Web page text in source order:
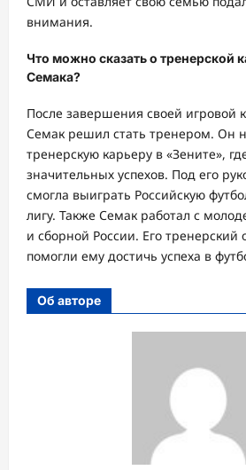
внимания.
Что можно сказать о тренерской
Семака?
После завершения своей игровой
Семак решил стать тренером. Он
тренерскую карьеру в «Зените»,
значительных успехов. Под его
смогла выиграть Российскую
лигу. Также Семак работал с
и сборной России. Его тренерский
помогли ему достичь успеха в
Об авторе